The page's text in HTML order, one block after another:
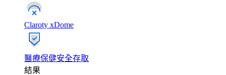
Claroty xDome
醫療保健安全存取
結果